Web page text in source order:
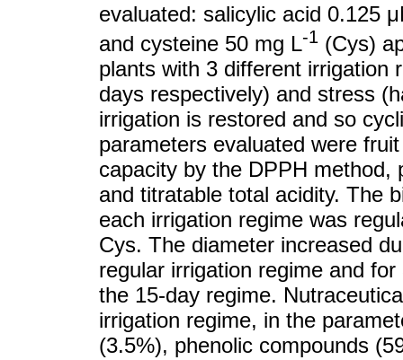
evaluated: salicylic acid 0.125
and cysteine 50 mg L-1 (Cys)
plants with 3 different irrigation
days respectively) and stress
irrigation is restored and so
parameters evaluated were
capacity by the DPPH method,
and titratable total acidity. The
each irrigation regime was
Cys. The diameter increased
regular irrigation regime and
the 15-day regime.
irrigation regime, in the
(3.5%), phenolic compounds